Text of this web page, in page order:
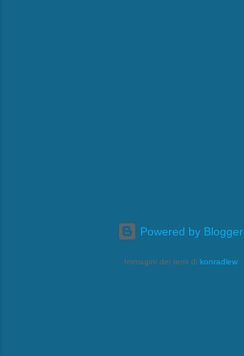
Powered by Blogger
Immagini dei temi di konradlew